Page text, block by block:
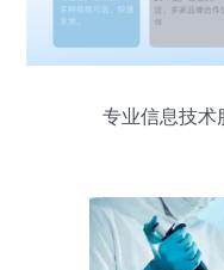
专业信息技术